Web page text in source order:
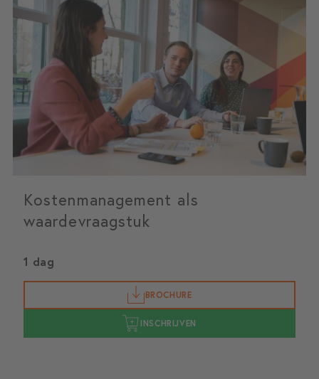
Kostenmanagement als
waardevraagstuk
1 dag
BROCHURE
INSCHRIJVEN